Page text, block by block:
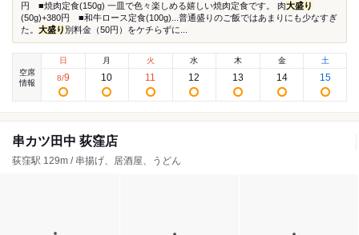
円 ■焼肉定食(150g) 一皿で色々楽しめる嬉しい焼肉定食です。 肉大盛り
(50g)+380円 ■和牛ロース定食(100g)...普通盛りのご飯ではあまりにも少なすぎ
た。 大盛り 別料金（50円）をケチらずに...
空席
情報
日
8/9
月
10
火
11
水
12
木
13
金
14
土
15
串カツ田中 荻窪店
荻窪駅 129m / 串揚げ、居酒屋、うどん